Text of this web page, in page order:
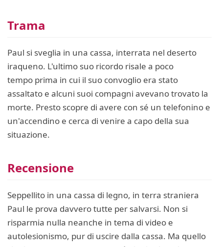
Trama
Paul si sveglia in una cassa, interrata nel deserto
iraqueno. L'ultimo suo ricordo risale a poco
tempo prima in cui il suo convoglio era stato
assaltato e alcuni suoi compagni avevano trovato la
morte. Presto scopre di avere con sé un telefonino e
un'accendino e cerca di venire a capo della sua
situazione.
Recensione
Seppellito in una cassa di legno, in terra straniera
Paul le prova davvero tutte per salvarsi. Non si
risparmia nulla neanche in tema di video e
autolesionismo, pur di uscire dalla cassa. Ma quello